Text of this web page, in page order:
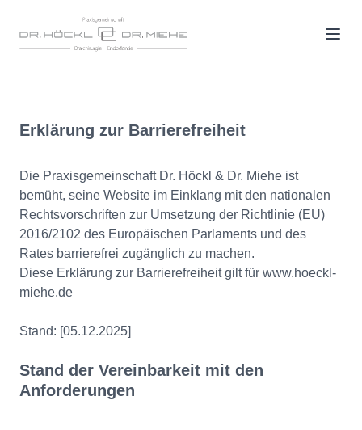
Erklärung zur Barrierefreiheit
Die Praxisgemeinschaft Dr. Höckl & Dr. Miehe ist
bemüht, seine Website im Einklang mit den nationalen
Rechtsvorschriften zur Umsetzung der Richtlinie (EU)
2016/2102 des Europäischen Parlaments und des
Rates barrierefrei zugänglich zu machen.
Diese Erklärung zur Barrierefreiheit gilt für www.hoeckl-
miehe.de
Stand: [05.12.2025]
Stand der Vereinbarkeit mit den
Anforderungen